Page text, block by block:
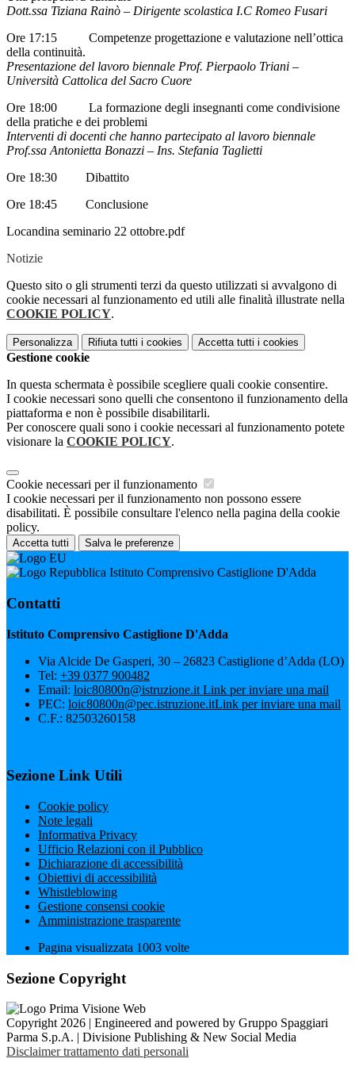
Dott.ssa Tiziana Rainò – Dirigente scolastica I.C Romeo Fusari
Ore 17:15 Competenze progettazione e valutazione nell’ottica
della continuità.
Presentazione del lavoro biennale Prof. Pierpaolo Triani –
Università Cattolica del Sacro Cuore
Ore 18:00 La formazione degli insegnanti come condivisione
della pratiche e dei problemi
Interventi di docenti che hanno partecipato al lavoro biennale
Prof.ssa Antonietta Bonazzi – Ins. Stefania Taglietti
Ore 18:30 Dibattito
Ore 18:45 Conclusione
Locandina seminario 22 ottobre.pdf
Notizie
Questo sito o gli strumenti terzi da questo utilizzati si avvalgono di
cookie necessari al funzionamento ed utili alle finalità illustrate nella
COOKIE POLICY.
Personalizza Rifiuta tutti i cookies Accetta tutti i cookies
Gestione cookie
In questa schermata è possibile scegliere quali cookie consentire.
I cookie necessari sono quelli che consentono il funzionamento della
piattaforma e non è possibile disabilitarli.
Per conoscere quali sono i cookie necessari al funzionamento potete
visionare la COOKIE POLICY.
Cookie necessari per il funzionamento
I cookie necessari per il funzionamento non possono essere
disabilitati. È possibile consultare l'elenco nella pagina della cookie
policy.
Accetta tutti Salva le preferenze
Istituto Comprensivo Castiglione D'Adda
Contatti
Istituto Comprensivo Castiglione D'Adda
Via Alcide De Gasperi, 30 – 26823 Castiglione d’Adda (LO)
Tel: +39 0377 900482
Email: loic80800n@istruzione.it Link per inviare una mail
PEC: loic80800n@pec.istruzione.itLink per inviare una mail
C.F.: 82503260158
Sezione Link Utili
Cookie policy
Note legali
Informativa Privacy
Ufficio Relazioni con il Pubblico
Dichiarazione di accessibilità
Obiettivi di accessibilità
Whistleblowing
Gestione consensi cookie
Amministrazione trasparente
Pagina visualizzata 1003 volte
Sezione Copyright
Copyright 2026 | Engineered and powered by Gruppo Spaggiari
Parma S.p.A. | Divisione Publishing & New Social Media
Disclaimer trattamento dati personali